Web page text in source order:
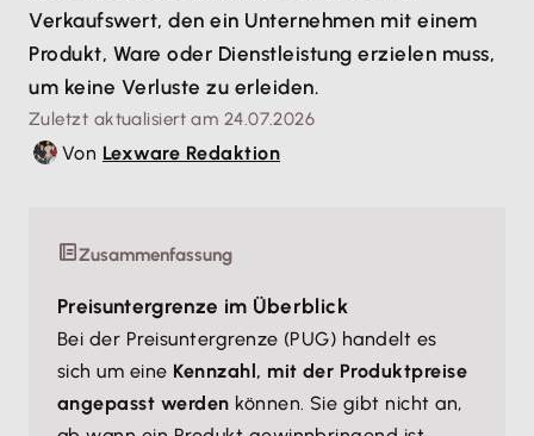
Verkaufswert, den ein Unternehmen mit einem
Produkt, Ware oder Dienstleistung erzielen muss,
um keine Verluste zu erleiden.
Zuletzt aktualisiert am 24.07.2026
Von Lexware Redaktion
Zusammenfassung
Preisuntergrenze im Überblick
Bei der Preisuntergrenze (PUG) handelt es
sich um eine Kennzahl, mit der Produktpreise
angepasst werden können. Sie gibt nicht an,